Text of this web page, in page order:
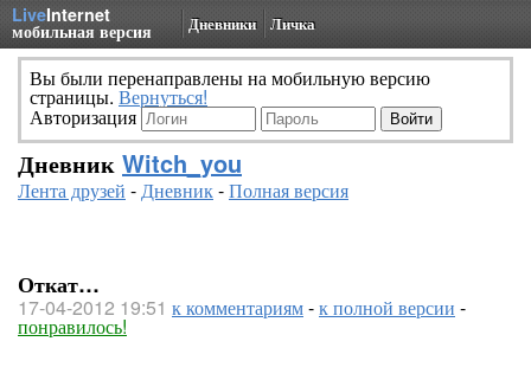
LiveInternet
мобильная версия Дневники Личка
Вы были перенаправлены на мобильную версию
страницы. Вернуться!
Авторизация
Дневник Witch_you
Лента друзей -Дневник-Полная версия
Откат…
17-04-2012 19:51 к комментариям-к полной версии -
понравилось!